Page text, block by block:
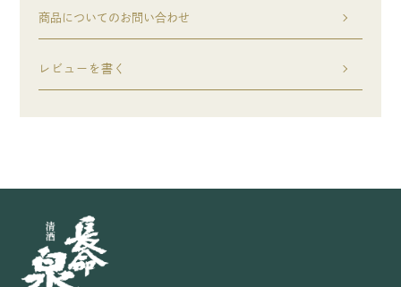
商品についてのお問い合わせ
レビューを書く